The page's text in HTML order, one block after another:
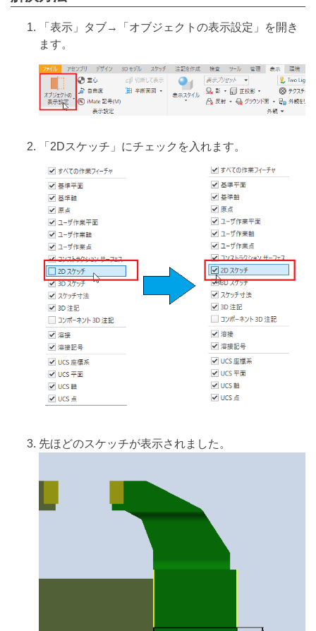
「表示」タブ→「オブジェクトの表示設定」を開き
ます。
「2Dスケッチ」にチェックを入れます。
先ほどのスケッチが表示されました。